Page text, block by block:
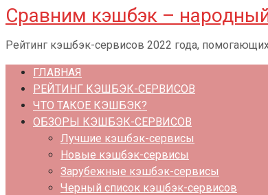
Перейти
к
контенту
Сравним кэшбэк –
Рейтинг кэшбэк-сервисов 2022 года,
ГЛАВНАЯ
РЕЙТИНГ КЭШБЭК-СЕРВИСОВ
ЧТО ТАКОЕ КЭШБЭК?
ОБЗОРЫ КЭШБЭК-СЕРВИСОВ
Лучшие кэшбэк-сервисы
Новые кэшбэк-сервисы
Зарубежные кэшбэк-сервисы
Черный список кэшбэк-сервисов